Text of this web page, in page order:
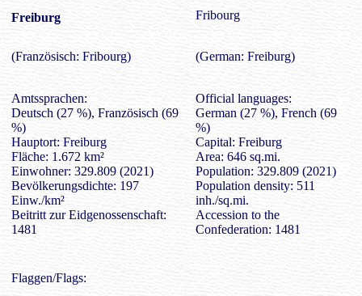
Freiburg Fribourg
(Französisch: Fribourg) (German: Freiburg)
Amtssprachen:
Deutsch (27 %), Französisch (69
%)
Hauptort: Freiburg
Fläche: 1.672 km²
Einwohner: 329.809 (2021)
Bevölkerungsdichte: 197
Einw./km²
Beitritt zur Eidgenossenschaft:
1481
Official languages:
German (27 %), French (69
%)
Capital: Freiburg
Area: 646 sq.mi.
Population: 329.809 (2021)
Population density: 511
inh./sq.mi.
Accession to the
Confederation: 1481
Flaggen/Flags: